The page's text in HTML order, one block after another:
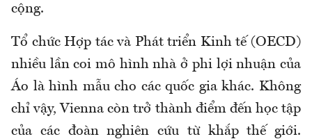
cộng.
Tổ chức Hợp tác và Phát triển Kinh tế (OECD)
nhiều lần coi mô hình nhà ở phi lợi nhuận của
Áo là hình mẫu cho các quốc gia khác. Không
chỉ vậy, Vienna còn trở thành điểm đến học tập
của các đoàn nghiên cứu từ khắp thế giới.